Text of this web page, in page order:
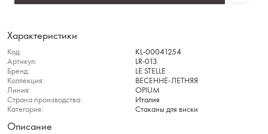
Характеристики
Код:
KL-00041254
Артикул:
LR-013
Бренд:
LE STELLE
Коллекция:
ВЕСЕННЕ-ЛЕТНЯЯ
Линия:
OPIUM
Страна производства:
Италия
Категория:
Стаканы для виски
Описание